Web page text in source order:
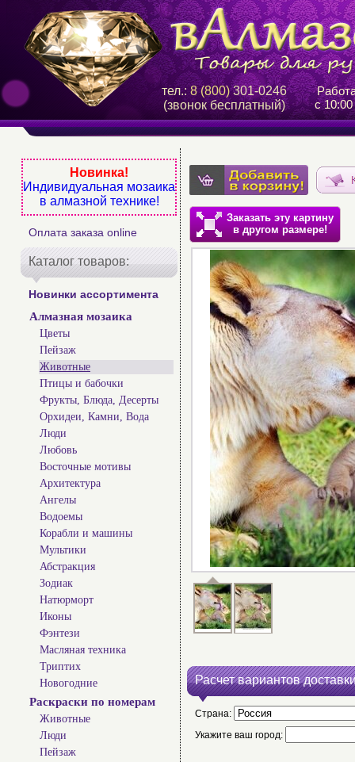
тел.:8 (800)301-0246
(звонок бесплатный)
с
Новинка!
Индивидуальная мозаика
в алмазной технике!
Оплата заказа online
Каталог товаров:
Новинки ассортимента
Алмазная мозаика
Цветы
Пейзаж
Животные
Птицы и бабочки
Фрукты, Блюда, Десерты
Орхидеи, Камни, Вода
Люди
Любовь
Восточные мотивы
Архитектура
Ангелы
Водоемы
Корабли и машины
Мультики
Абстракция
Зодиак
Натюрморт
Иконы
Фэнтези
Масляная техника
Триптих
Новогодние
Раскраски по номерам
Животные
Люди
Пейзаж
Заказать эту картину
в другом размере!
Расчет вариантов
Страна:
Укажите ваш город: